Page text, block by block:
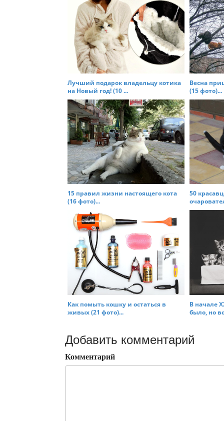
t
o
n
Лучший подарок владельцу котика
на Новый год! (10 ...
Весна
(15 фото)...
15 правил жизни настоящего кота
(16 фото)...
50
Как помыть кошку и остаться в
живых (21 фото)...
В начале
было, но
Добавить комментарий
Комментарий